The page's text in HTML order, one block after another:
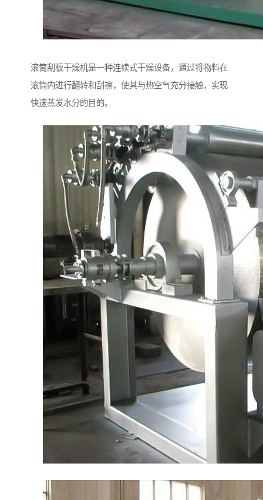
滚筒刮板干燥机是一种连续式干燥设备，通过将物料在
滚筒内进行翻转和刮擦，使其与热空气充分接触，实现
快速蒸发水分的目的。